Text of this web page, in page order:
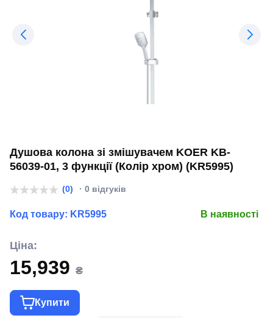
Душова колона зі змішувачем KOER KB-
56039-01, 3 функції (Колір хром) (KR5995)
(0) · 0 відгуків
Код товару: KR5995 В наявності
Ціна:
15,939 ₴
Купити